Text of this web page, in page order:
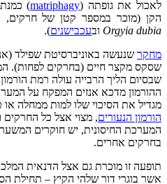
לאכול את גופתה (matriphagy
)
הקן (מוכר במספר קטן של חרקים,
Orgyia dubia ובעכבישנים).
מחקר שנעשה באוניברסיטת שפילד
שסקס מקצר חיים (בחרקים לפחות).
שבסיום הליך הרבייה עולה רמת
ההורמון מדכא אנזים המפקח על
מגדיל את הסיכוי שלו למות ממחלה או
הורמון הנעורים, מצוי אצל כל החרקים
המערכת החיסונית, יש חוקרים
בחרקים אחרים.
תופעה זו מוכרת גם אצל הדנאית
אשר בוגרי דור שלהי הקיץ – תחילת